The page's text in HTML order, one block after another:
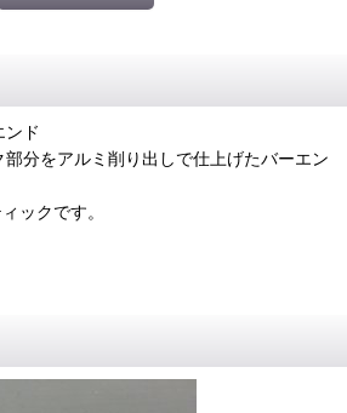
ド
分をアルミ削り出しで仕上げたバーエン
ックです。